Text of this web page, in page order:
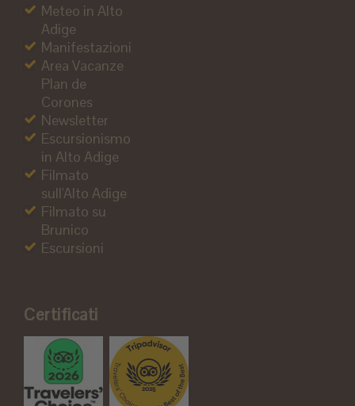
Meteo in Alto
Adige
Manifestazioni
Area Vacanze
Plan de
Corones
Newsletter
Escursionismo
in Alto Adige
Filmato
sull'Alto Adige
Filmato su
Brunico
Escursioni
Certificati